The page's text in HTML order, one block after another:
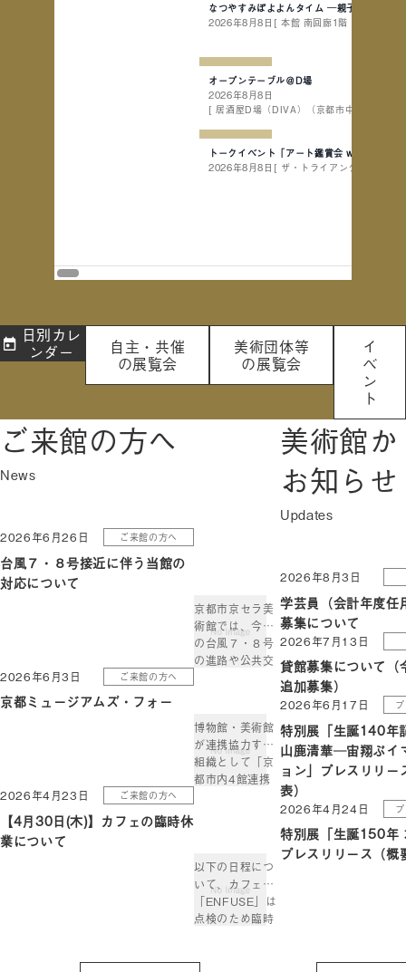
なつやすみぽよよんタイム ─親子で楽しむ
2026年8月8日 [ 本館 南回廊1階 ]
オープンテーブル＠D場
2026年8月8日
[ 居酒屋D場（DIVA）（京都市中京区下樵
トークイベント「アート鑑賞会 with アーテ
2026年8月8日 [ ザ・トライアングル、講演
日別カレ
ンダー 自主・共催
の展覧会
美術団体等
の展覧会
イ
ベ
ン
ト
ご来館の方へ
2026年6月26日 ご来館の方へ
台風７・８号接近に伴う当館の
対応について
京都市京セラ美
術館では、今後
の台風７・８号
の進路や公共交
館時間の変更を
行う場合があり
ます。 随時決ま
り次第、当館ウ
お […]
2026年6月3日 ご来館の方へ
京都ミュージアムズ・フォー
博物館・美術館
が連携協力する
組織として「京
都市内4館連携
携事業の名は
「京都ミュージ
アムズ・フォ
ー」。「京都」
2026年4月23日 ご来館の方へ
【4月30日(木)】カフェの臨時休
業について
以下の日程につ
いて、カフェ
「ENFUSE」は
点検のため臨時
美術館
お知らせ
2026年8月3日
学芸員（会計年度任
募集について
2026年7月13日
貸館募集について（
追加募集）
2026年6月17日
特別展「生誕140年
山鹿清華─宙翔ぶイ
ョン」プレスリリー
表）
2026年4月24日
特別展「⽣誕150年
プレスリリース（概